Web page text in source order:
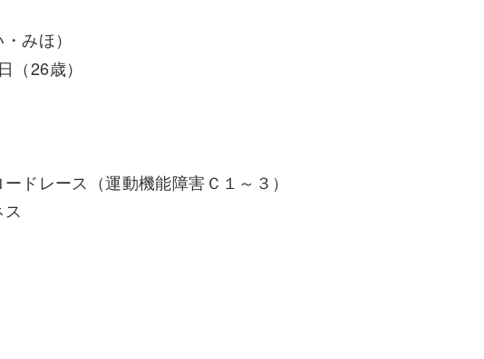
みほ）
（26歳）
ドレース（運動機能障害Ｃ１～３）